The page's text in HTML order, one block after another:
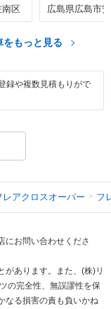
南区 広島県広島市
をもっと見る
録や複数見積もりがで
レアクロスオーバー フ
にお問い合わせくださ
あります。また、(株)リ
の完全性、無誤謬性を保
なる損害の責も負いかね